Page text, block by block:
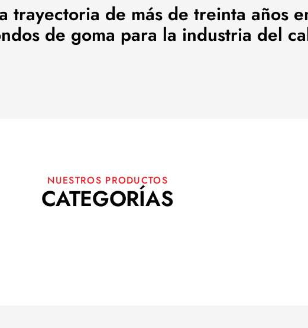
trayectoria de más de treinta años
de goma para la industria del
NUESTROS PRODUCTOS
CATEGORÍAS